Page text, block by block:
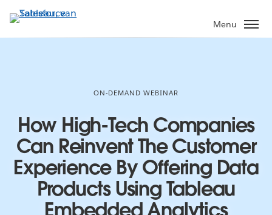
Verder
naar
hoofdinhoud
Menu
ON-DEMAND WEBINAR
How High-Tech Companies
Can Reinvent The Customer
Experience By Offering Data
Products Using Tableau
Embedded Analytics